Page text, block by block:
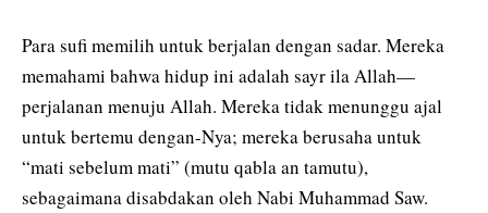
Para sufi memilih untuk berjalan dengan sadar. Mereka
memahami bahwa hidup ini adalah sayr ila Allah—
perjalanan menuju Allah. Mereka tidak menunggu ajal
untuk bertemu dengan-Nya; mereka berusaha untuk
“mati sebelum mati” (mutu qabla an tamutu),
sebagaimana disabdakan oleh Nabi Muhammad Saw.